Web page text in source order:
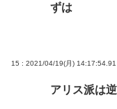
ずは
15 : 2021/04/19(月) 14:17:54.91
アリス派は